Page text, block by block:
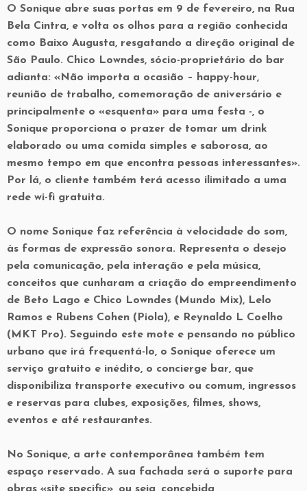
O Sonique abre suas portas em 9 de fevereiro, na Rua
Bela Cintra, e volta os olhos para a região conhecida
como Baixo Augusta, resgatando a direção original de
São Paulo. Chico Lowndes, sócio-proprietário do bar
adianta: «Não importa a ocasião – happy-hour,
reunião de trabalho, comemoração de aniversário e
principalmente o «esquenta» para uma festa -, o
Sonique proporciona o prazer de tomar um drink
elaborado ou uma comida simples e saborosa, ao
mesmo tempo em que encontra pessoas interessantes».
Por lá, o cliente também terá acesso ilimitado a uma
rede wi-fi gratuita.
O nome Sonique faz referência à velocidade do som,
às formas de expressão sonora. Representa o desejo
pela comunicação, pela interação e pela música,
conceitos que cunharam a criação do empreendimento
de Beto Lago e Chico Lowndes (Mundo Mix), Lelo
Ramos e Rubens Cohen (Piola), e Reynaldo L Coelho
(MKT Pro). Seguindo este mote e pensando no público
urbano que irá frequentá-lo, o Sonique oferece um
serviço gratuito e inédito, o concierge bar, que
disponibiliza transporte executivo ou comum, ingressos
e reservas para clubes, exposições, filmes, shows,
eventos e até restaurantes.
No Sonique, a arte contemporânea também tem
espaço reservado. A sua fachada será o suporte para